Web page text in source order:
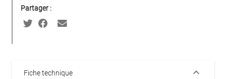
Partager :
Fiche technique keyboard_arrow_down